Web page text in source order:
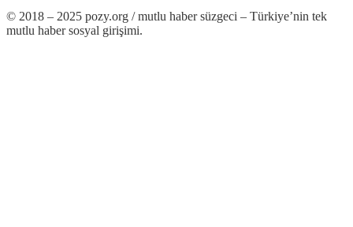
© 2018 – 2025 pozy.org / mutlu haber süzgeci – Türkiye’nin tek
mutlu haber sosyal girişimi.